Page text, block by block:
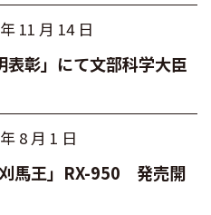
11 月 14 日
表彰」にて文部科学大臣
8 月 1 日
馬王」RX-950 発売開